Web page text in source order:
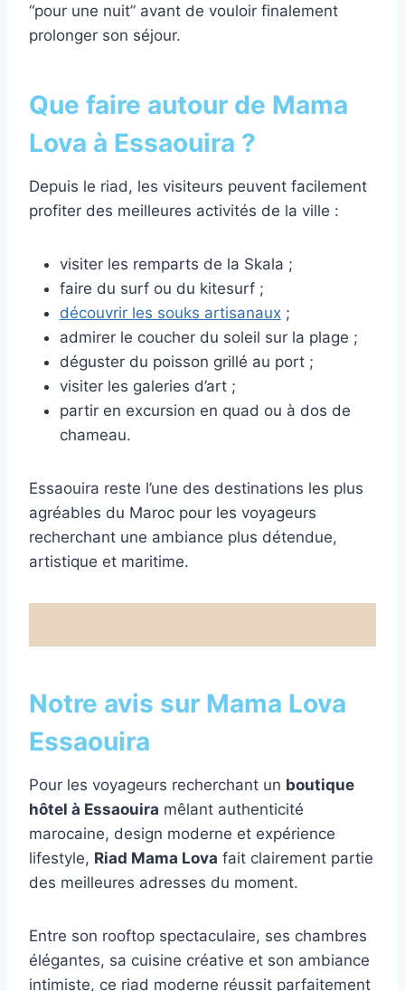
“pour une nuit” avant de vouloir finalement
prolonger son séjour.
Que faire autour de Mama
Lova à Essaouira ?
Depuis le riad, les visiteurs peuvent facilement
profiter des meilleures activités de la ville :
visiter les remparts de la Skala ;
faire du surf ou du kitesurf ;
découvrir les souks artisanaux ;
admirer le coucher du soleil sur la plage ;
déguster du poisson grillé au port ;
visiter les galeries d’art ;
partir en excursion en quad ou à dos de
chameau.
Essaouira reste l’une des destinations les plus
agréables du Maroc pour les voyageurs
recherchant une ambiance plus détendue,
artistique et maritime.
Notre avis sur Mama Lova
Essaouira
Pour les voyageurs recherchant un boutique
hôtel à Essaouira mêlant authenticité
marocaine, design moderne et expérience
lifestyle, Riad Mama Lova fait clairement partie
des meilleures adresses du moment.
Entre son rooftop spectaculaire, ses chambres
élégantes, sa cuisine créative et son ambiance
intimiste, ce riad moderne réussit parfaitement